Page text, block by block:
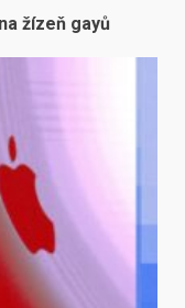
žízeň gayů